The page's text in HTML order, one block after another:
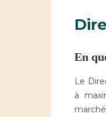
En
Le
à